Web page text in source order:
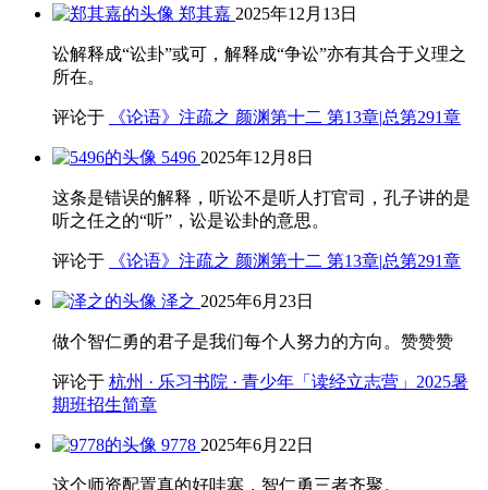
郑其嘉 2025年12月13日
讼解释成“讼卦”或可，解释成“争讼”亦有其合于义理之
所在。
评论于 《论语》注疏之 颜渊第十二 第13章|总第291章
5496 2025年12月8日
这条是错误的解释，听讼不是听人打官司，孔子讲的是
听之任之的“听”，讼是讼卦的意思。
评论于 《论语》注疏之 颜渊第十二 第13章|总第291章
泽之 2025年6月23日
做个智仁勇的君子是我们每个人努力的方向。赞赞赞
评论于 杭州 · 乐习书院 · 青少年「读经立志营」2025暑
期班招生简章
9778 2025年6月22日
这个师资配置真的好哇塞，智仁勇三者齐聚。